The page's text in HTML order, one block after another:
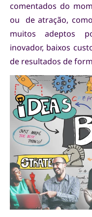
comentados do
ou de atração,
muitos adeptos
inovador, baixos
de resultados de